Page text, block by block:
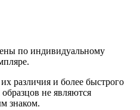
по индивидуальному
различия и более быстрого
не являются
знаком.